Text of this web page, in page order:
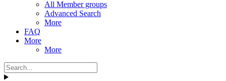
All Member groups
Advanced Search
More
FAQ
More
More